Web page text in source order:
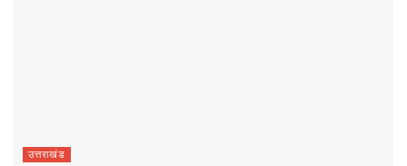
उत्तराखंड